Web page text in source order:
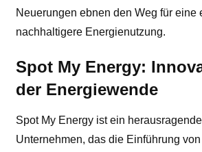
Neuerungen ebnen den Weg für eine
nachhaltigere Energienutzung.
Spot My Energy:
der Energiewende
Spot My Energy ist ein
Unternehmen, das die Einführung